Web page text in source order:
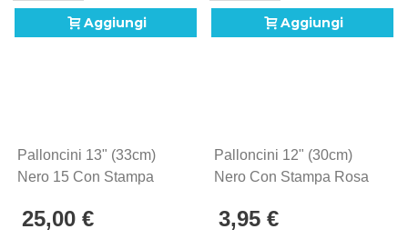
Aggiungi Aggiungi
Palloncini 13" (33cm)
Nero 15 Con Stampa
Bimbo O Bimba?, 100pz.
25,00 €
Palloncini 12" (30cm)
Nero Con Stampa Rosa
O Bimba?, 5pz.
3,95 €